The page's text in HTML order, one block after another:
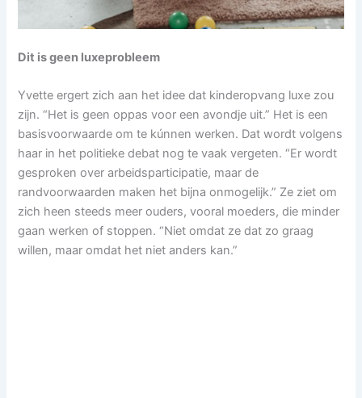
Dit is geen luxeprobleem
Yvette ergert zich aan het idee dat kinderopvang luxe zou
zijn. “Het is geen oppas voor een avondje uit.” Het is een
basisvoorwaarde om te kúnnen werken. Dat wordt volgens
haar in het politieke debat nog te vaak vergeten. “Er wordt
gesproken over arbeidsparticipatie, maar de
randvoorwaarden maken het bijna onmogelijk.” Ze ziet om
zich heen steeds meer ouders, vooral moeders, die minder
gaan werken of stoppen. “Niet omdat ze dat zo graag
willen, maar omdat het niet anders kan.”